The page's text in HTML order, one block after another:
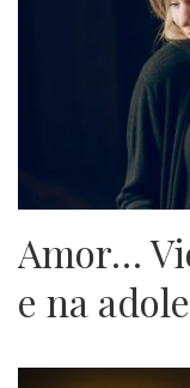
Amor…
e na